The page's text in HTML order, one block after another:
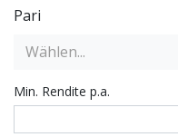
Pari
Wählen...
Min. Rendite p.a.